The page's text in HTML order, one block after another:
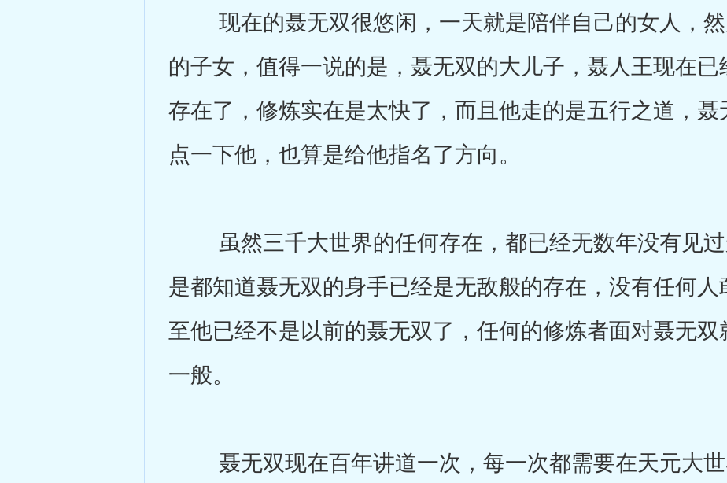
现在的聂无双很悠闲，一天就是陪伴自己的女人，然
的子女，值得一说的是，聂无双的大儿子，聂人王现在
存在了，修炼实在是太快了，而且他走的是五行之道，
点一下他，也算是给他指名了方向。
虽然三千大世界的任何存在，都已经无数年没有见过
是都知道聂无双的身手已经是无敌般的存在，没有任何
至他已经不是以前的聂无双了，任何的修炼者面对聂无
一般。
聂无双现在百年讲道一次，每一次都需要在天元大世